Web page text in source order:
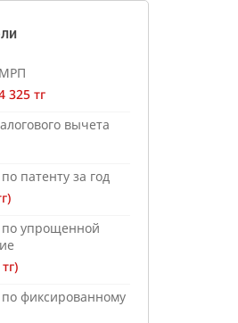
МРП
325 тг
вычета
патенту за год
упрощенной
фиксированному